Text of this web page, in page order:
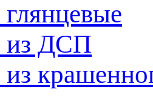
из ДСП